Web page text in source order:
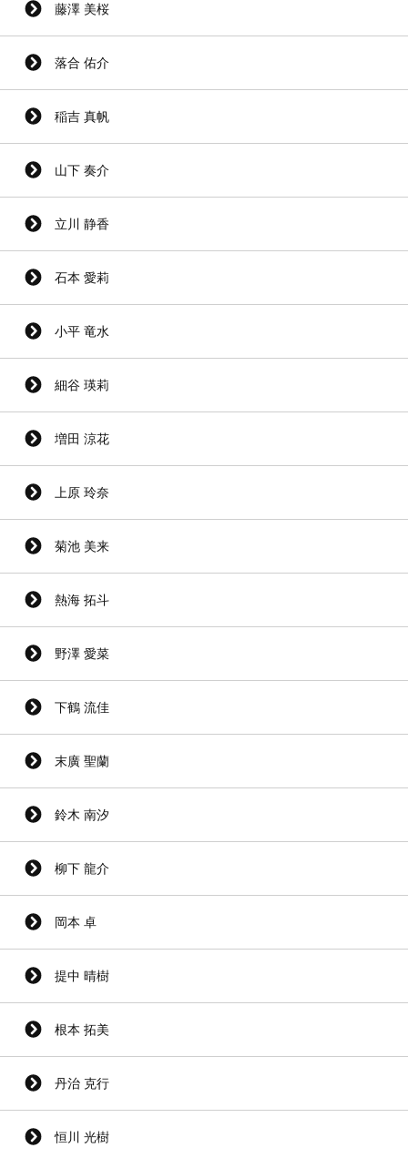
藤澤 美桜
落合 佑介
稲吉 真帆
山下 奏介
立川 静香
石本 愛莉
小平 竜水
細谷 瑛莉
増田 涼花
上原 玲奈
菊池 美来
熱海 拓斗
野澤 愛菜
下鶴 流佳
末廣 聖蘭
鈴木 南汐
柳下 龍介
岡本 卓
提中 晴樹
根本 拓美
丹治 克行
恒川 光樹